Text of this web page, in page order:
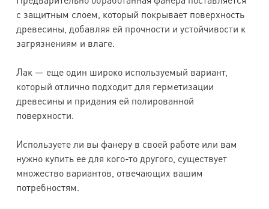
с защитным слоем, который покрывает поверхность
древесины, добавляя ей прочности и устойчивости к
загрязнениям и влаге.
Лак — еще один широко используемый вариант,
который отлично подходит для герметизации
древесины и придания ей полированной
поверхности.
Используете ли вы фанеру в своей работе или вам
нужно купить ее для кого-то другого, существует
множество вариантов, отвечающих вашим
потребностям.